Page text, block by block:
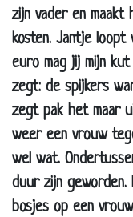
zijn vader en maakt
kosten. Jantje
euro mag jij mijn
zegt: de spijkers
zegt pak het maar
weer een vrouw
wel wat.
duur zijn
bosjes op een
22 Nov 2002
22 Nov 2002
22 Nov 2002
21 Nov 2002
09 Nov 2002
07 Nov 2002
06 Nov 2002
31 Oct 2002